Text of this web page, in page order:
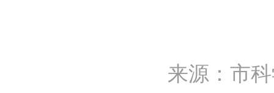
来源：市